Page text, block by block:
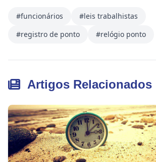
#funcionários
#leis trabalhistas
#registro de ponto
#relógio ponto
Artigos Relacionados